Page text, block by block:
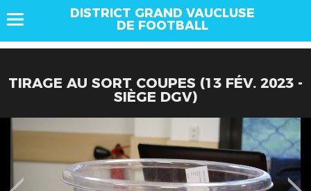
DISTRICT GRAND VAUCLUSE
DE FOOTBALL
TIRAGE AU SORT COUPES (13 FÉV. 2023 -
SIÈGE DGV)